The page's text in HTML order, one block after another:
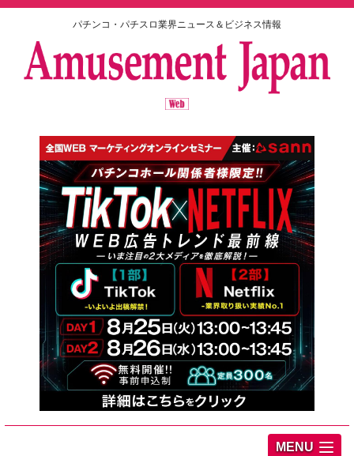
パチンコ・パチスロ業界ニュース＆ビジネス情報
MENU